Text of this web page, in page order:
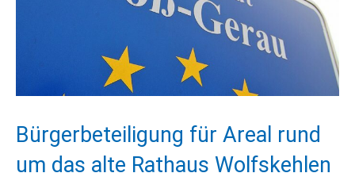
Bürgerbeteiligung für Areal rund
um das alte Rathaus Wolfskehlen